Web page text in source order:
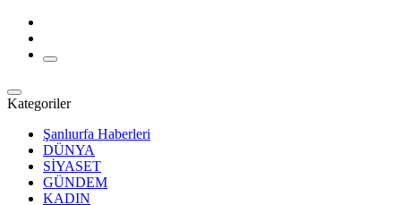
Kategoriler
Şanlıurfa Haberleri
DÜNYA
SİYASET
GÜNDEM
KADIN